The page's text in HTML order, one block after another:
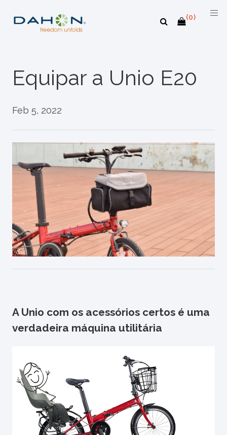
(0)
Equipar a Unio E20
Feb 5, 2022
A Unio com os acessórios certos é uma
verdadeira máquina utilitária